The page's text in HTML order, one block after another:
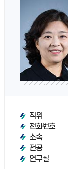
직위
전화번호
소속
전공
연구실